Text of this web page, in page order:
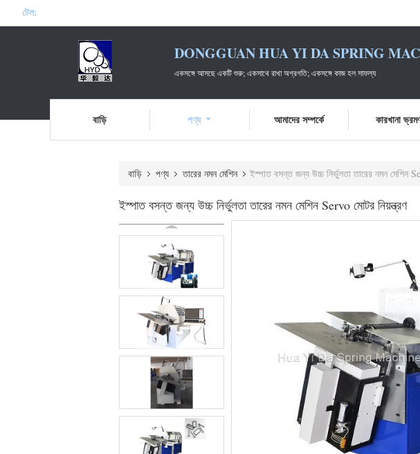
টেল:
DONGGUAN HUA YI DA SPRING
একসঙ্গে আসছে একটি শুরু; একসাথে রাখা অগ্রগতি; একসঙ্গে কাজ হল সাফল্য
বাড়ি পণ্য আমাদের সম্পর্কে কারখানা
বাড়ি পণ্য তারের নমন মেশিন ইস্পাত বসন্ত জন্য উচ্চ নির্ভুলতা তারের নমন মেশিন
ইস্পাত বসন্ত জন্য উচ্চ নির্ভুলতা তারের নমন মেশিন Servo মোটর নিয়ন্ত্রণ